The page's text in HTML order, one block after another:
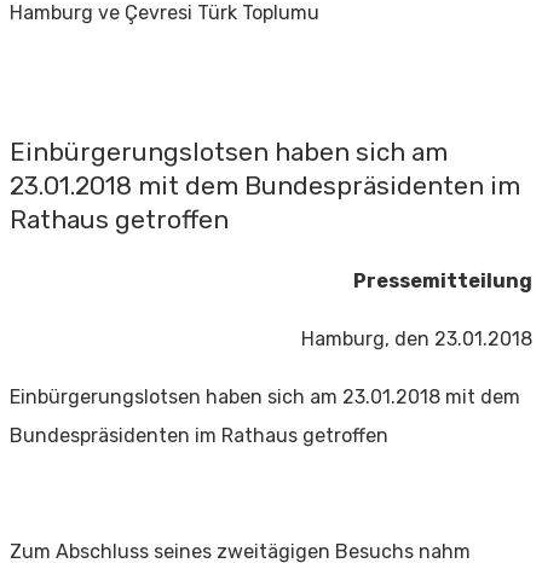
Hamburg ve Çevresi Türk Toplumu
Einbürgerungslotsen haben sich am
23.01.2018 mit dem Bundespräsidenten im
Rathaus getroffen
Pressemitteilung
Hamburg, den 23.01.2018
Einbürgerungslotsen haben sich am 23.01.2018 mit dem
Bundespräsidenten im Rathaus getroffen
Zum Abschluss seines zweitägigen Besuchs nahm